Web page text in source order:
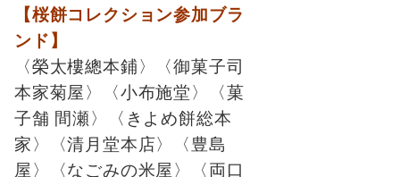
【桜餅コレクション参加ブラ
ンド】
〈榮太樓總本鋪〉〈御菓子司
本家菊屋〉〈小布施堂〉〈菓
子舗 間瀬〉〈きよめ餅総本
家〉〈清月堂本店〉〈豊島
屋〉〈なごみの米屋〉〈両口